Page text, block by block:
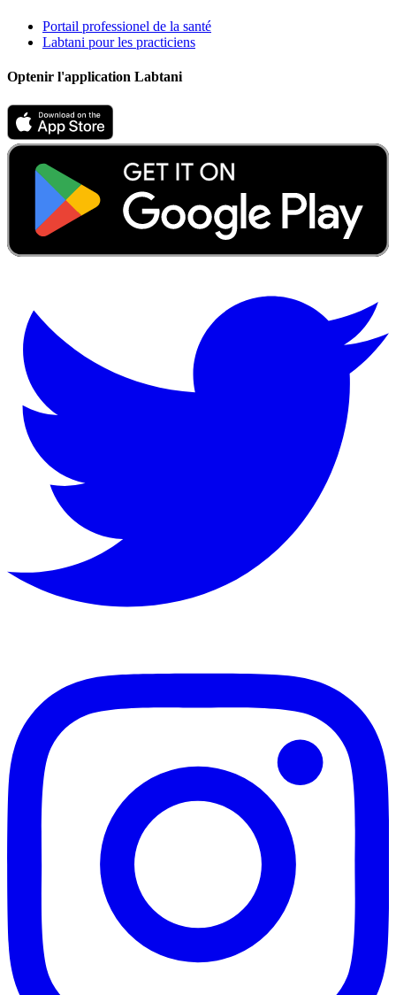
Portail professionel de la santé
Labtani pour les practiciens
Optenir l'application Labtani